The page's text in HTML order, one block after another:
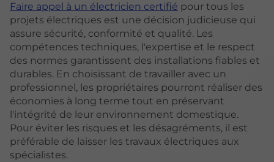
Faire appel à un électricien certifié pour tous les
projets électriques est une décision judicieuse qui
assure sécurité, conformité et qualité. Les
compétences techniques, l'expertise et le respect
des normes garantissent des installations fiables et
durables. En choisissant de travailler avec un
professionnel, les propriétaires pourront réaliser des
économies à long terme tout en préservant
l'intégrité de leur environnement domestique.
Pour éviter les risques et les désagréments, il est
préférable de laisser les travaux électriques aux
spécialistes.